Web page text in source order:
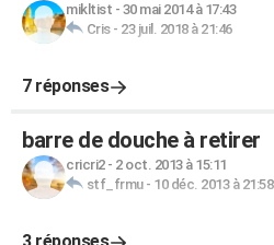
mikltist - 30 mai 2014 à 17:43
Cris- 23 juil. 2018 à 21:46
7 réponses
barre de douche à retirer
cricri2- 2 oct. 2013 à 15:11
stf_frmu- 10 déc. 2013 à 21:58